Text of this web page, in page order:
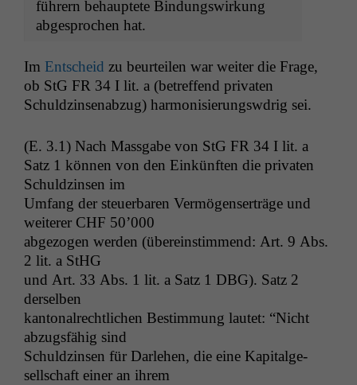
führern behauptete Bindungswirkung
abge­sprochen hat.
Im Entscheid zu beurteilen war weit­er die Frage,
ob StG FR 34 I lit. a (betr­e­f­fend pri­vat­en
Schuldzin­sen­abzug) har­mon­isierungswdrig sei.
(E. 3.1) Nach Mass­gabe von StG FR 34 I lit. a
Satz 1 kön­nen von den Einkün­ften die pri­vat­en
Schuldzin­sen im
Umfang der steuer­baren Ver­mö­genserträge und
weit­er­er CHF 50’000
abge­zo­gen wer­den (übere­in­stim­mend: Art. 9 Abs.
2 lit. a StHG
und Art. 33 Abs. 1 lit. a Satz 1 DBG). Satz 2
derselben
kan­ton­al­rechtlichen Bes­tim­mung lautet: “Nicht
abzugs­fähig sind
Schuldzin­sen für Dar­lehen, die eine Kap­i­talge­
sellschaft ein­er an ihrem